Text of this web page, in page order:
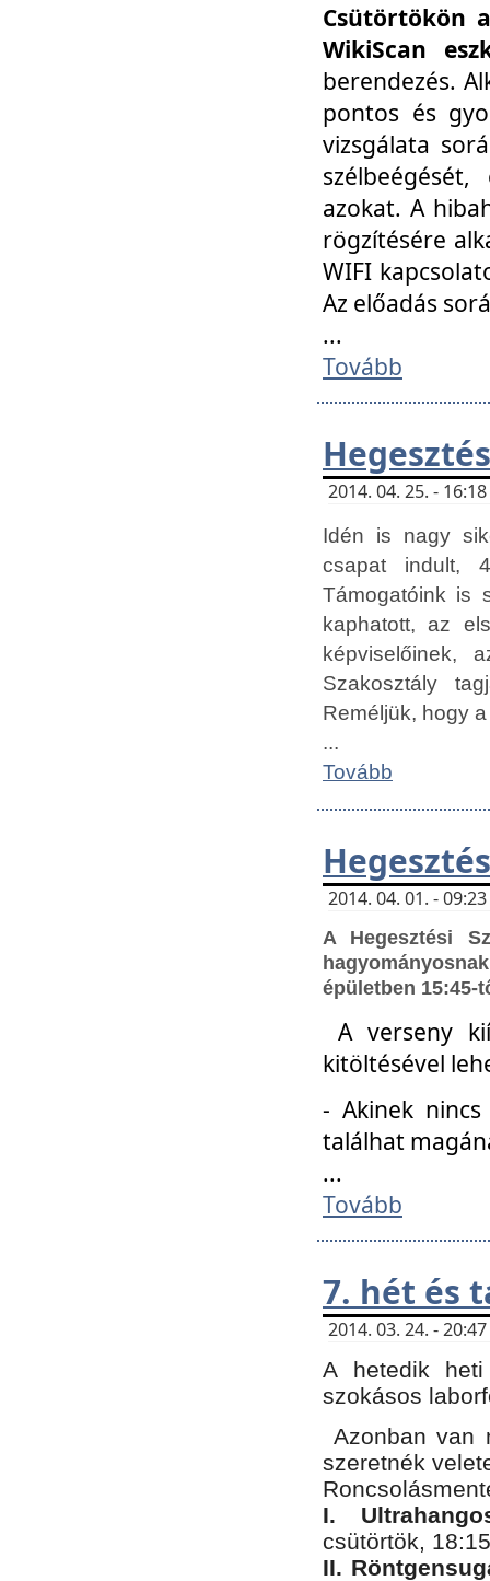
Csütörtökön
WikiScan
berendezés.
pontos és
vizsgálata
azokat. A
rögzítésére
WIFI
Az előadás
...
Tovább
2014. 04. 25. -
Idén is nagy
csapat indult,
Támogatóink is
kaphatott, az
képviselőinek,
Szakosztály
Reméljük, hogy
...
Tovább
2014. 04. 01. -
A Hegesztési
épületben 15:45-
A verseny
kitöltésével
- Akinek
találhat
...
Tovább
7. hét és
2014. 03. 24. -
A hetedik
szokásos
Azonban van
szeretnék
I.
csütörtök,
II.